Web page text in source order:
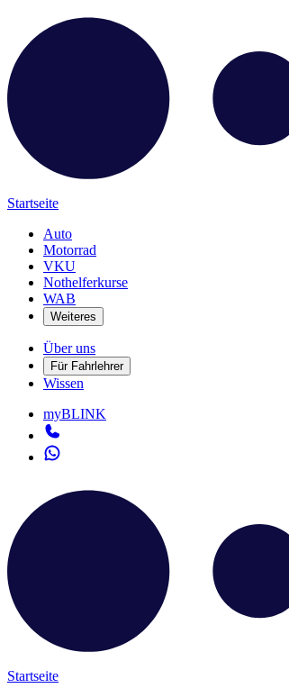
Startseite
Auto
Motorrad
VKU
Nothelferkurse
WAB
Weiteres
Über uns
Für Fahrlehrer
Wissen
myBLINK
Startseite